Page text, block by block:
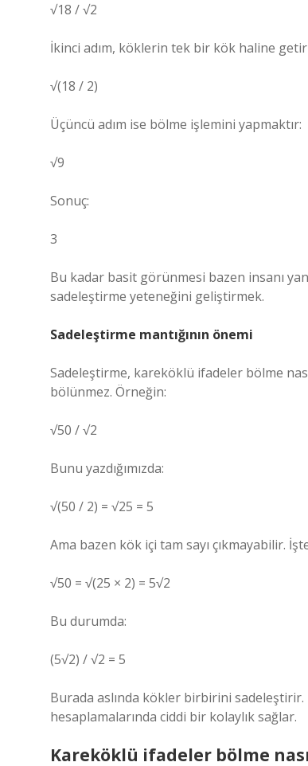
√18 / √2
İkinci adım, köklerin tek bir kök haline
√(18 / 2)
Üçüncü adım ise bölme işlemini yapmaktır:
√9
Sonuç:
3
Bu kadar basit görünmesi bazen insanı
sadeleştirme yeteneğini geliştirmek.
Sadeleştirme mantığının önemi
Sadeleştirme, kareköklü ifadeler bölme
bölünmez. Örneğin:
√50 / √2
Bunu yazdığımızda:
√(50 / 2) = √25 = 5
Ama bazen kök içi tam sayı çıkmayabilir.
√50 = √(25 × 2) = 5√2
Bu durumda:
(5√2) / √2 = 5
Burada aslında kökler birbirini
hesaplamalarında ciddi bir kolaylık sağlar.
Kareköklü ifadeler bölme